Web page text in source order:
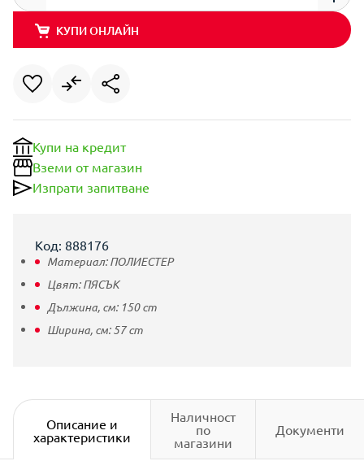
КУПИ ОНЛАЙН
Купи на кредит
Вземи от магазин
Изпрати запитване
Код: 888176
Материал:ПОЛИЕСТЕР
Цвят:ПЯСЪК
Дължина, см: 150cm
Ширина, см:57cm
Описание и
характеристики
Наличност
по
магазини
Документи